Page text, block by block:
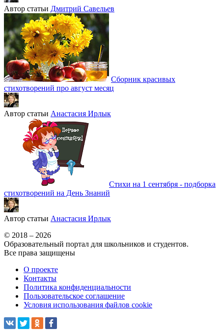
Автор статьи Дмитрий Савельев
Сборник красивых
стихотворений про август месяц
Автор статьи Анастасия Ирлык
Стихи на 1 сентября - подборка
стихотворений на День Знаний
Автор статьи Анастасия Ирлык
© 2018 – 2026
Образовательный портал для школьников и студентов.
Все права защищены
О проекте
Контакты
Политика конфиденциальности
Пользовательское соглашение
Условия использования файлов cookie